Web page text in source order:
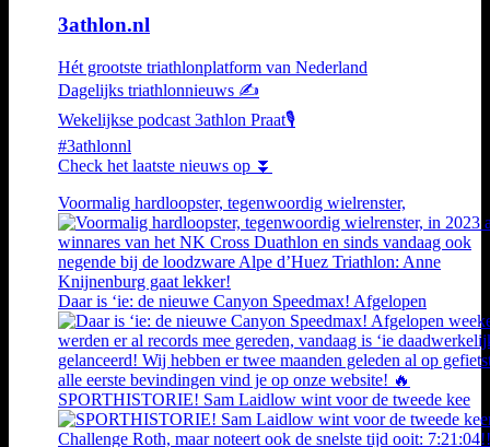
3athlon.nl
Hét grootste triathlonplatform van Nederland
Dagelijks triathlonnieuws ✍️
Wekelijkse podcast 3athlon Praat🎙️
#3athlonnl
Check het laatste nieuws op ⏬
Voormalig hardloopster, tegenwoordig wielrenster,
Daar is ‘ie: de nieuwe Canyon Speedmax! Afgelopen
SPORTHISTORIE! Sam Laidlow wint voor de tweede kee